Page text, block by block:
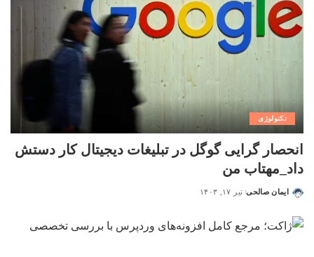
تکنولوژی
انحصار گرایی گوگل در تبلیغات دیجیتال کار دستش
داد_مهتاب من
ایمان صالحی تیر ۱۷, ۱۴۰۳